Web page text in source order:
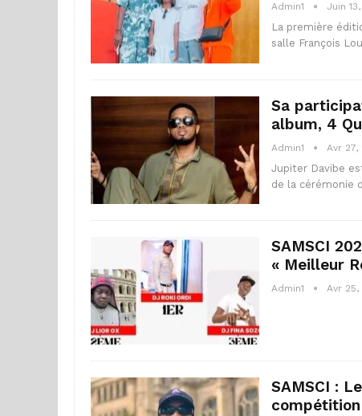
Admin1 Juin
La première
salle François
Sa
album, 4
Admin1 Avr 27,
Jupiter Davibe
de la cérémonie
SAMSCI
« Meilleur
Admin1 Avr 25,
SAMSCI :